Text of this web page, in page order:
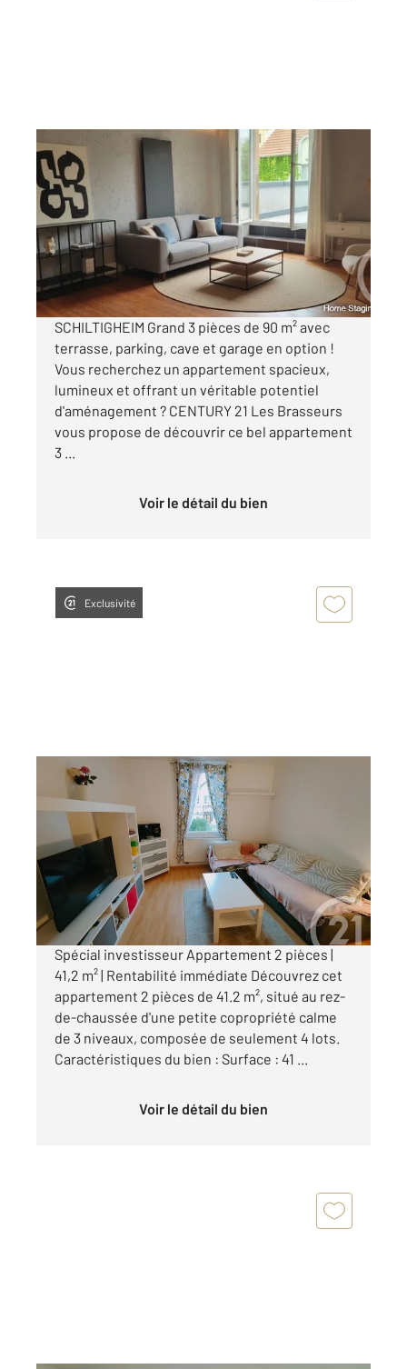
SCHILTIGHEIM 67
89,56 m
, 3 pièces
Ref : 17423
Appartement F4 à vendre
300 000 €
Visiter le site dédié
SCHILTIGHEIM Grand 3 pièces de 90 m² avec
terrasse, parking, cave et garage en option !
Vous recherchez un appartement spacieux,
lumineux et offrant un véritable potentiel
d'aménagement ? CENTURY 21 Les Brasseurs
vous propose de découvrir ce bel appartement
3 ...
Voir le détail du bien
Exclusivité
SCHILTIGHEIM 67
41,20 m
Ref : 17080
Appartement T2 à vendre
109 800 €
Visiter le site dédié
Spécial investisseur Appartement 2 pièces |
41,2 m² | Rentabilité immédiate Découvrez cet
appartement 2 pièces de 41.2 m², situé au rez-
de-chaussée d'une petite copropriété calme
de 3 niveaux, composée de seulement 4 lots.
Caractéristiques du bien : Surface : 41 ...
Voir le détail du bien